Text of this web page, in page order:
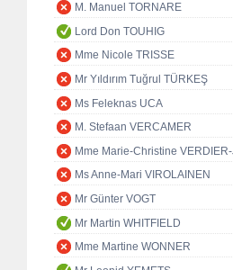
M. Manuel TORNARE
Lord Don TOUHIG
Mme Nicole TRISSE
Mr Yıldırım Tuğrul TÜRKEŞ
Ms Feleknas UCA
M. Stefaan VERCAMER
Mme Marie-Christine
Ms Anne-Mari VIROLAINEN
Mr Günter VOGT
Mr Martin WHITFIELD
Mme Martine WONNER